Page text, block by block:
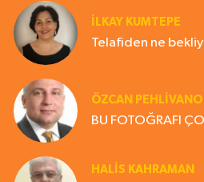
İLKAY KUMTEPE
Telafiden ne
ÖZCAN
BU FOTOĞRAFI
HALIS KAHRAMAN